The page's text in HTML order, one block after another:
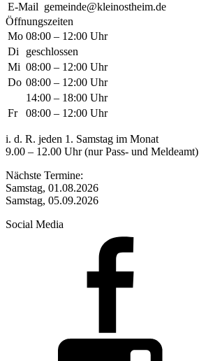
E-Mail gemeinde@kleinostheim.de
Öffnungszeiten
Mo 08:00 – 12:00 Uhr
Di
geschlossen
Mi 08:00 – 12:00 Uhr
Do 08:00 – 12:00 Uhr
14:00 – 18:00 Uhr
Fr
08:00 – 12:00 Uhr
i. d. R. jeden 1. Samstag im Monat
9.00 – 12.00 Uhr (nur Pass- und Meldeamt)
Nächste Termine:
Samstag, 01.08.2026
Samstag, 05.09.2026
Social Media